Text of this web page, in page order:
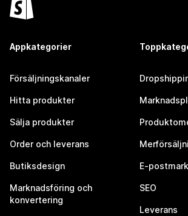
Appkategorier
Försäljningskanaler
Hitta produkter
Sälja produkter
Order och leverans
Butiksdesign
Marknadsföring och
konvertering
E-
SEO
Leverans